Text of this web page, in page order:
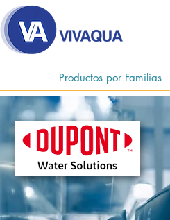
Productos por Familias